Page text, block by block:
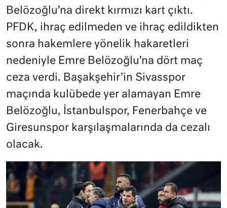
Belözoğlu’na direkt kırmızı kart çıktı.
PFDK, ihraç edilmeden ve ihraç edildikten
sonra hakemlere yönelik hakaretleri
nedeniyle Emre Belözoğlu’na dört maç
ceza verdi. Başakşehir’in Sivasspor
maçında kulübede yer alamayan Emre
Belözoğlu, İstanbulspor, Fenerbahçe ve
Giresunspor karşılaşmalarında da cezalı
olacak.